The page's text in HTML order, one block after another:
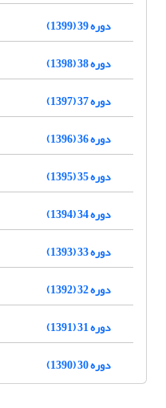
دوره 39 (1399)
دوره 38 (1398)
دوره 37 (1397)
دوره 36 (1396)
دوره 35 (1395)
دوره 34 (1394)
دوره 33 (1393)
دوره 32 (1392)
دوره 31 (1391)
دوره 30 (1390)